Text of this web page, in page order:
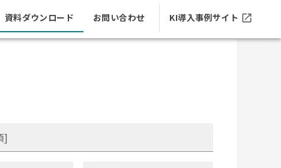
資料ダウンロード お問い合わせ KI導入事例サイト
]